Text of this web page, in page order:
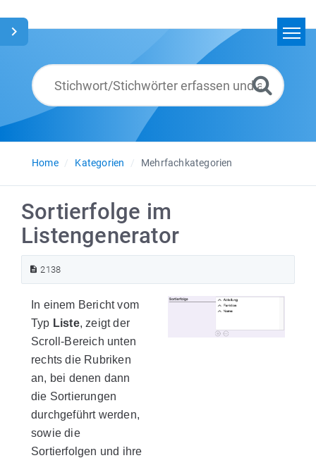
Glossar
Deutsch
Home
Kategorien Mehrfachkategorien
Sortierfolge im
Listengenerator
2138
In einem Bericht vom
Typ Liste, zeigt der
Scroll-Bereich unten
rechts die Rubriken
an, bei denen dann
die Sortierungen
durchgeführt werden,
sowie die
Sortierfolgen und ihre